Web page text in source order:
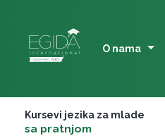
content
O nama
Kursevi jezika za mlade
–
sa pratnjom